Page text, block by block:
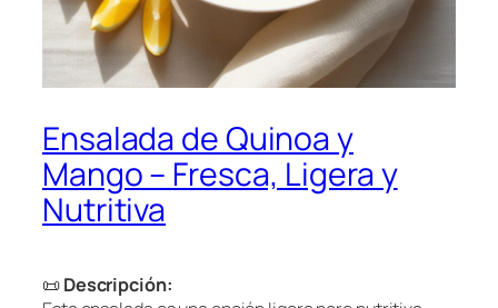
Ensalada de Quinoa y
Mango – Fresca, Ligera y
Nutritiva
📜Descripción: